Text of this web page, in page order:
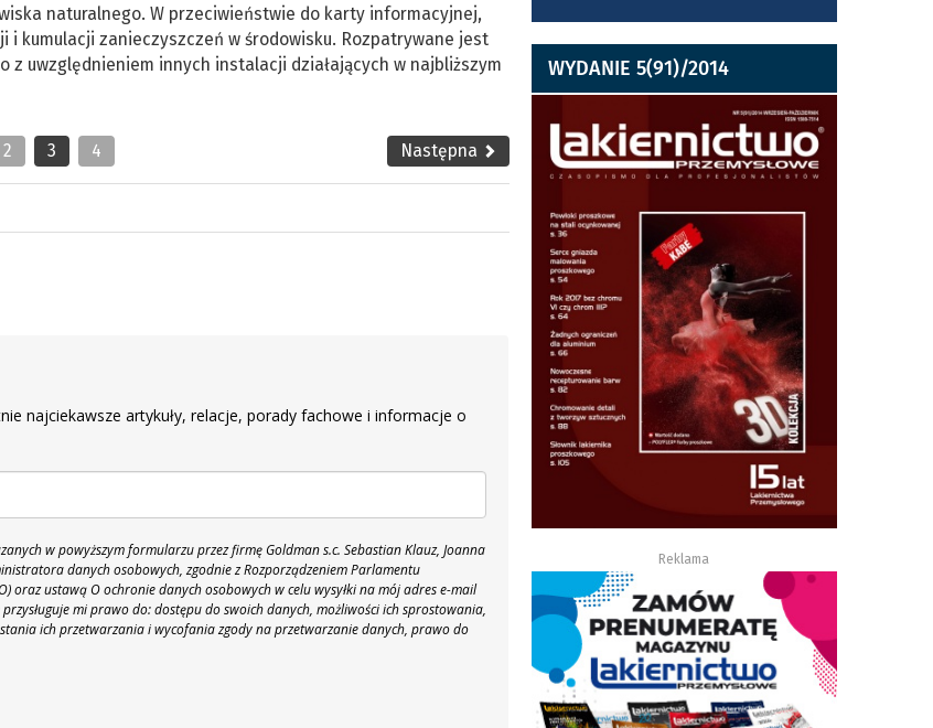
naturalnego. W przeciwieństwie do karty informacyjnej,
kumulacji zanieczyszczeń w środowisku. Rozpatrywane jest
z uwzględnieniem innych instalacji działających w najbliższym
2 3 4 Następna
najciekawsze artykuły, relacje, porady fachowe i informacje o
w powyższym formularzu przez firmę Goldman s.c. Sebastian Klauz, Joanna
danych osobowych, zgodnie z Rozporządzeniem Parlamentu
oraz ustawą O ochronie danych osobowych w celu wysyłki na mój adres e-mail
mi prawo do: dostępu do swoich danych, możliwości ich sprostowania,
ich przetwarzania i wycofania zgody na przetwarzanie danych, prawo do
WYDANIE 5(91)/2014
Reklama